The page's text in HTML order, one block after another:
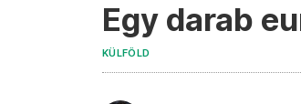
Egy darab
KÜLFÖLD